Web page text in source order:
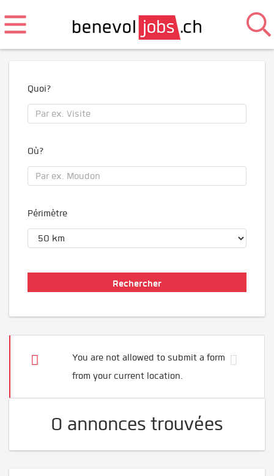
Quoi?
Où?
Périmètre
You are not allowed to submit a form
from your current location.
0 annonces trouvées